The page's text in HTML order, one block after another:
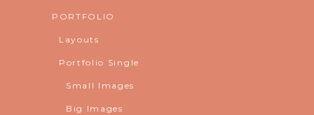
PORTFOLIO
Layouts
Portfolio Single
Small Images
Big Images